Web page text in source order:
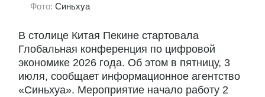
Фото: Синьхуа
В столице Китая Пекине стартовала
Глобальная конференция по цифровой
экономике 2026 года. Об этом в пятницу, 3
июля, сообщает информационное агентство
«Синьхуа». Мероприятие начало работу 2